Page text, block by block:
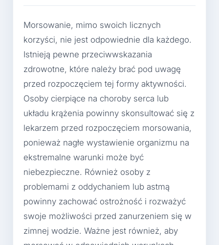
Morsowanie, mimo swoich licznych
korzyści, nie jest odpowiednie dla każdego.
Istnieją pewne przeciwwskazania
zdrowotne, które należy brać pod uwagę
przed rozpoczęciem tej formy aktywności.
Osoby cierpiące na choroby serca lub
układu krążenia powinny skonsultować się z
lekarzem przed rozpoczęciem morsowania,
ponieważ nagłe wystawienie organizmu na
ekstremalne warunki może być
niebezpieczne. Również osoby z
problemami z oddychaniem lub astmą
powinny zachować ostrożność i rozważyć
swoje możliwości przed zanurzeniem się w
zimnej wodzie. Ważne jest również, aby